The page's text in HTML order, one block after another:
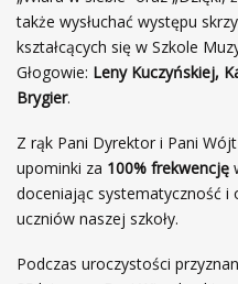
także wysłuchać występu
kształcących się w Szkole
Głogowie: Leny Kuczyńskiej,
Brygier.
Z rąk Pani Dyrektor i Pani
upominki za 100% frekwencję
doceniając systematyczność i
uczniów naszej szkoły.
Podczas uroczystości